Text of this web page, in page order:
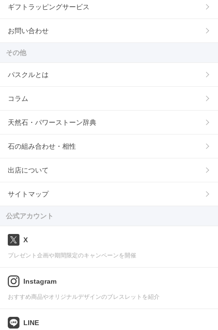
ギフトラッピングサービス
お問い合わせ
その他
パスクルとは
コラム
天然石・パワーストーン辞典
石の組み合わせ・相性
出店について
サイトマップ
公式アカウント
X
プレゼント企画や期間限定のキャンペーンを開催
Instagram
おすすめ商品やオリジナルデザインのブレスレットを紹介
LINE